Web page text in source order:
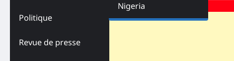
Politique
Revue de presse
Nigeria